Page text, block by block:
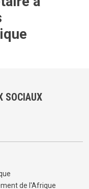
SOCIAUX
de l'Afrique